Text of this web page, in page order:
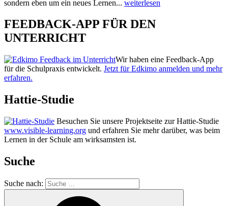
sondern eben um ein neues Lernen... weiterlesen
FEEDBACK-APP FÜR DEN
UNTERRICHT
Wir haben eine Feedback-App
für die Schulpraxis entwickelt. Jetzt für Edkimo anmelden und mehr
erfahren.
Hattie-Studie
Besuchen Sie unsere Projektseite zur Hattie-Studie
www.visible-learning.org und erfahren Sie mehr darüber, was beim
Lernen in der Schule am wirksamsten ist.
Suche
Suche nach: